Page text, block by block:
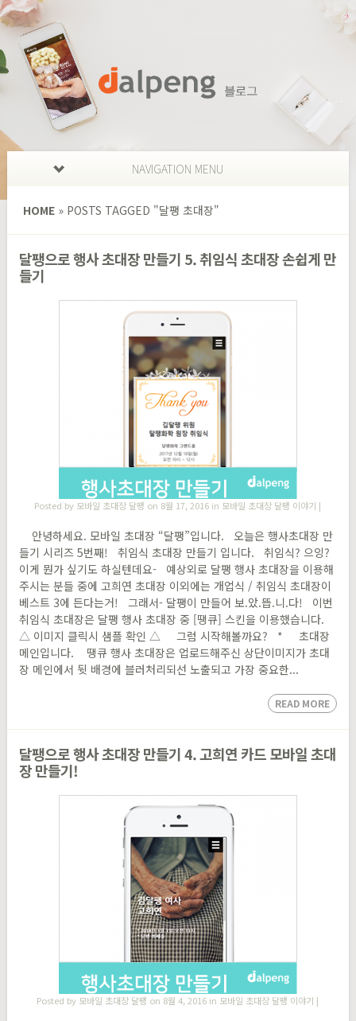
NAVIGATION MENU
HOME »POSTS TAGGED "달팽 초대장"
달팽으로 행사 초대장 만들기 5. 취임식 초대장 손쉽게 만
들기
Posted by 모바일 초대장 달팽 on 8월 17, 2016 in 모바일 초대장 달팽 이야기 |
안녕하세요. 모바일 초대장 “달팽”입니다. 오늘은 행사초대장 만
들기 시리즈 5번째! 취임식 초대장 만들기 입니다. 취임식? 으잉?
이게 뭔가 싶기도 하실텐데요- 예상외로 달팽 행사 초대장을 이용해
주시는 분들 중에 고희연 초대장 이외에는 개업식 / 취임식 초대장이
베스트 3에 든다는거! 그래서- 달팽이 만들어 보.았.뜹.니.다! 이번
취임식 초대장은 달팽 행사 초대장 중 [땡큐] 스킨을 이용했습니다.
△ 이미지 클릭시 샘플 확인 △ 그럼 시작해볼까요? * 초대장
메인입니다. 땡큐 행사 초대장은 업로드해주신 상단이미지가 초대
장 메인에서 뒷 배경에 블러처리되선 노출되고 가장 중요한...
READ MORE
달팽으로 행사 초대장 만들기 4. 고희연 카드 모바일 초대
장 만들기!
Posted by 모바일 초대장 달팽 on 8월 4, 2016 in 모바일 초대장 달팽 이야기 |